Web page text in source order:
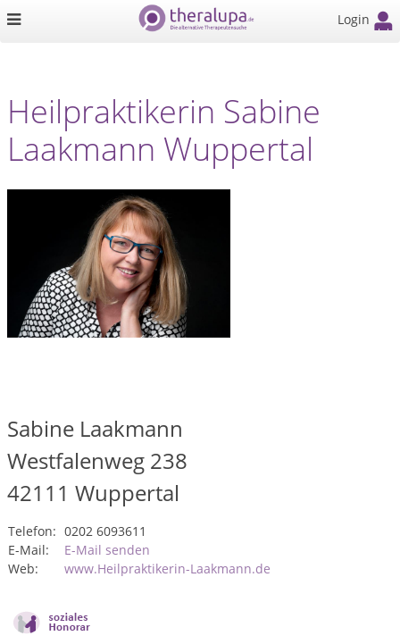
Login
Heilpraktikerin Sabine
Laakmann Wuppertal
Sabine Laakmann
Westfalenweg 238
42111 Wuppertal
Telefon: 0202 6093611
E-Mail:
E-Mail senden
Web:
www.Heilpraktikerin-Laakmann.de